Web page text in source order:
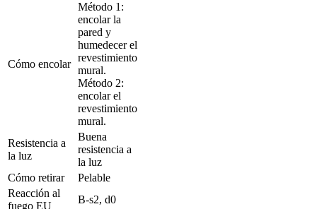
Cómo encolar
Método 1:
encolar la
pared y
humedecer el
revestimiento
mural.
Método 2:
encolar el
revestimiento
mural.
Resistencia a
la luz
Buena
resistencia a
la luz
Cómo retirar
Pelable
Reacción al
fuego EU
B-s2, d0